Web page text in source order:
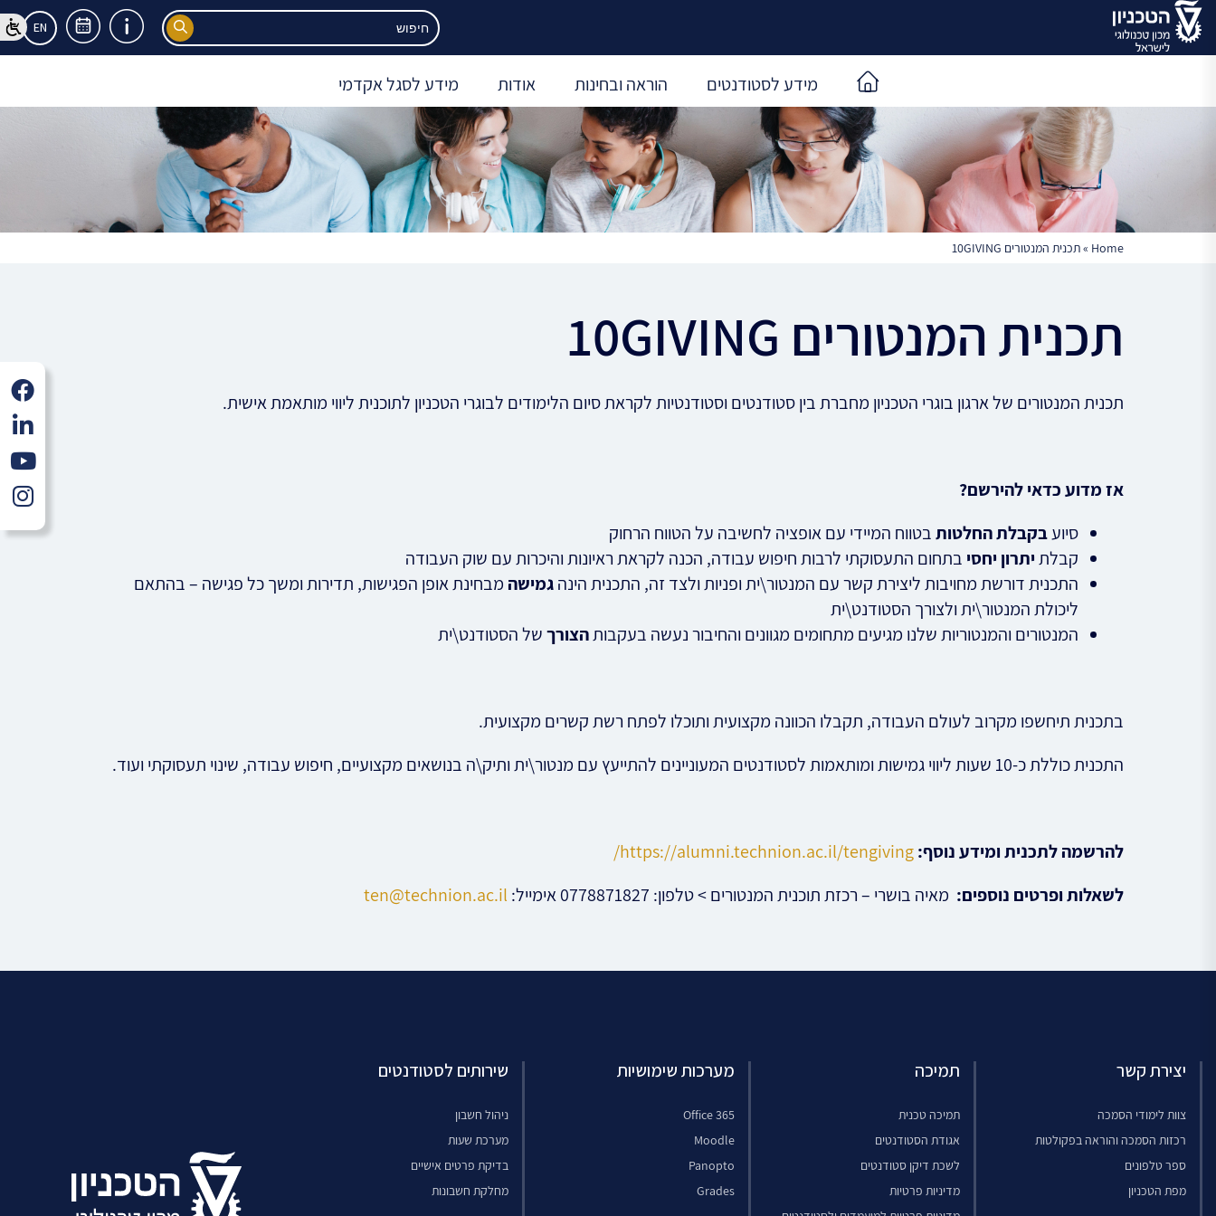
EN
מידע לסטודנטים הוראה ובחינות אודות מידע לסגל אקדמי
Home
»תכנית המנטורים 10GIVING
תכנית המנטורים 10GIVING
תכנית המנטורים של ארגון בוגרי הטכניון מחברת בין סטודנטים וסטודנטיות לקראת סיום הלימודים לבוגרי הטכניון לתוכנית ליווי מותאמת אישית.
אז מדוע כדאי להירשם?
סיועבקבלת החלטותבטווח המיידי עם אופציה לחשיבה על הטווח הרחוק
קבלתיתרון יחסי בתחום התעסוקתי לרבות חיפוש עבודה, הכנה לקראת ראיונות והיכרות עם שוק העבודה
התכנית דורשת מחויבות ליצירת קשר עם המנטור\ית ופניות ולצד זה, התכנית הינהגמישה מבחינת אופן הפגישות, תדירות ומשך כל פגישה – בהתאם
ליכולת המנטור\ית ולצורך הסטודנט\ית
המנטורים והמנטוריות שלנו מגיעים מתחומים מגוונים והחיבור נעשה בעקבותהצורךשל הסטודנט\ית
בתכנית תיחשפו מקרוב לעולם העבודה, תקבלו הכוונה מקצועית ותוכלו לפתח רשת קשרים מקצועית.
התכנית כוללת כ-10 שעות ליווי גמישות ומותאמות לסטודנטים המעוניינים להתייעץ עם מנטור\ית ותיק\ה בנושאים מקצועיים, חיפוש עבודה, שינוי תעסוקתי ועוד.
להרשמה לתכנית ומידע נוסף:https://alumni.technion.ac.il/tengiving/
לשאלות ופרטים נוספים: מאיה בושרי – רכזת תוכנית המנטורים > טלפון: 0778871827 אימייל: ten@technion.ac.il
יצירת קשר
צוות לימודי הסמכה
רכזות הסמכה והוראה בפקולטות
ספר טלפונים
מפת הטכניון
תמיכה
תמיכה טכנית
אגודת הסטודנטים
לשכת דיקן סטודנטים
מדיניות פרטיות
מערכות שימושיות
Office 365
Moodle
Panopto
Grades
שירותים לסטודנטים
ניהול חשבון
מערכת שעות
בדיקת פרטים אישיים
מחלקת חשבונות